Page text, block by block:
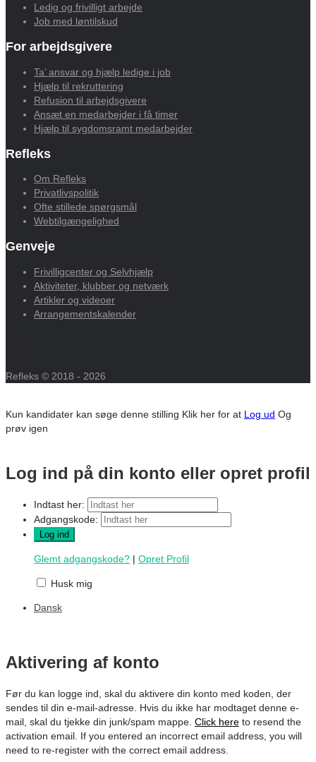
Ledig og frivilligt arbejde
Job med løntilskud
For arbejdsgivere
Ta’ ansvar og hjælp ledige i job
Hjælp til rekruttering
Refusion til arbejdsgivere
Ansæt en medarbejder i få timer
Hjælp til sygdomsramt medarbejder
Refleks
Om Refleks
Privatlivspolitik
Ofte stillede spørgsmål
Webtilgængelighed
Genveje
Frivilligcenter og Selvhjælp
Aktiviteter, klubber og netværk
Artikler og videoer
Arrangementskalender
Refleks © 2018 - 2026
Kun kandidater kan søge denne stilling Klik her for at Log ud Og
prøv igen
Log ind på din konto eller opret profil
Indtast her:
Adgangskode:
Glemt adgangskode? | Opret Profil
Husk mig
Dansk
Aktivering af konto
Før du kan logge ind, skal du aktivere din konto med koden, der
sendes til din e-mail-adresse. Hvis du ikke har modtaget denne e-
mail, skal du tjekke din junk/spam mappe. Click here to resend the
activation email. If you entered an incorrect email address, you will
need to re-register with the correct email address.